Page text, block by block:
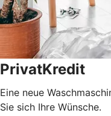
PrivatKredit
Eine neue
Sie sich Ihre Wünsche.